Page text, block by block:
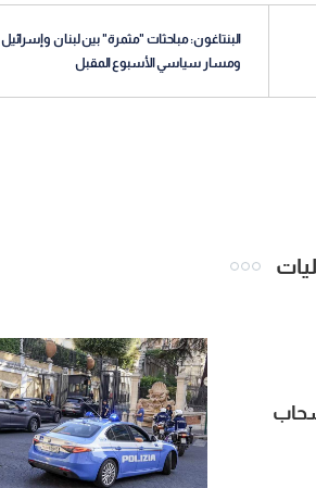
البنتاغون: مباحثات "مثمرة" بين لبنان وإسرائيل
ومسار سياسي الأسبوع المقبل